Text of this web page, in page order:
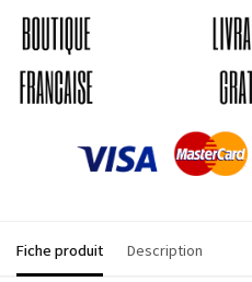
Fiche produit Description